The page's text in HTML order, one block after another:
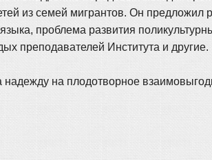
из семей мигрантов. Он
проблема развития
преподавателей Института и другие.
на плодотворное